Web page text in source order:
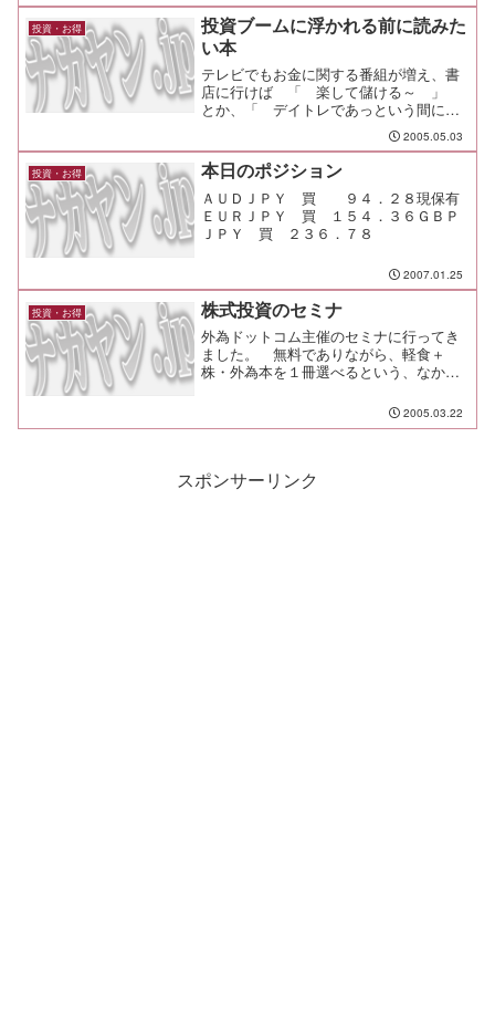
ておくって感じです。 ま、サイトを更
新する手間がかかっているんですが、通
常の更新で...
投資・お得
投資ブームに浮かれる前に読みた
い本
テレビでもお金に関する番組が増え、書
店に行けば 「 楽して儲ける～ 」
とか、「 デイトレであっという間に資
産○倍 」 とか、やたらとウサン臭い本
が並んでいます。 でも、そんな本で儲
けられるのは、買った人じゃなく書いた
人だけ。 損して後悔す...
2005.05.03
投資・お得 本日のポジション
ＡＵＤＪＰＹ 買 ９４．２８現保有
ＥＵＲＪＰＹ 買 １５４．３６ＧＢＰ
ＪＰＹ 買 ２３６．７８
2007.01.25
投資・お得 株式投資のセミナ
外為ドットコム主催のセミナに行ってき
ました。 無料でありながら、軽食＋
株・外為本を１冊選べるという、なかな
2005.03.22
スポンサーリンク